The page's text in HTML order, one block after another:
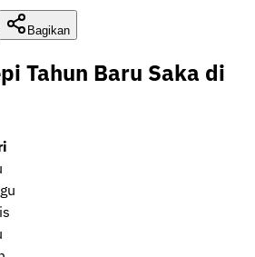
Bagikan
Tahun Baru Saka di